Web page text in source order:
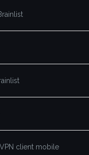
client mobile